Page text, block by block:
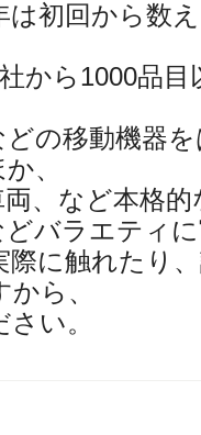
は初回から数
から1000品
の移動機器
、
、など本格
どバラエティ
際に触れたり
ら、
い。